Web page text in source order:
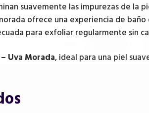
suavemente las impurezas de la
ofrece una experiencia de
para exfoliar regularmente sin
Uva Morada, ideal para una piel